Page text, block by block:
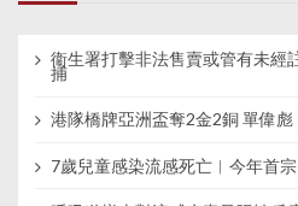
衞生署打擊非法售賣或管有未經
捕
港隊橋牌亞洲盃奪2金2銅 單偉彪
7歲兒童感染流感死亡︱今年首